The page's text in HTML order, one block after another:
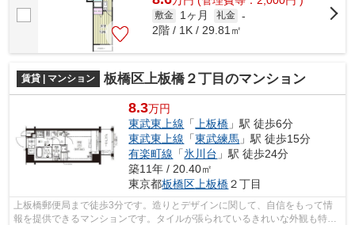
敷金 1ヶ月 礼金 -
2階 / 1K / 29.81㎡
賃貸 | マンション 板橋区上板橋２丁目のマンション
8.3万円
東武東上線 「 上板橋 」駅 徒歩6分
東武東上線 「東武練馬 」駅 徒歩15分
有楽町線 「氷川台 」駅 徒歩24分
築11年 / 20.40㎡
東京都板橋区 上板橋２丁目
上板橋郵便局まで徒歩3分です。造りとデザインに関して、自信をもって情
報を提供できるマンションです。タイルが張られているきれいな外観も特徴